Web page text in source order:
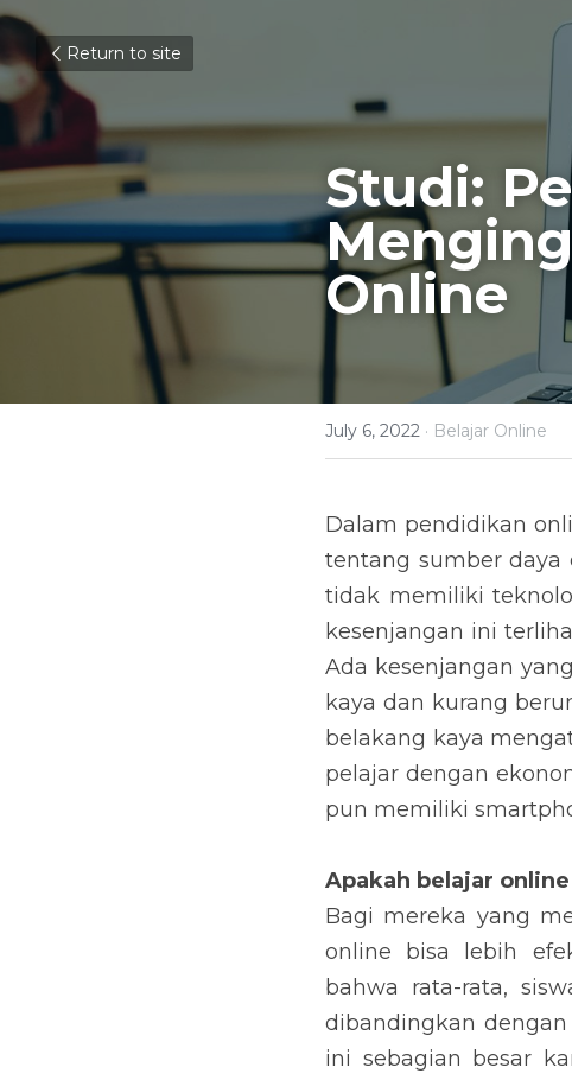
Return to site
Studi:
Online
July 6, 2022 · Belajar Online
Dalam pendidikan
tentang sumber daya
tidak memiliki
kesenjangan ini
Ada kesenjangan
kaya dan kurang
belakang kaya
pelajar dengan
pun memiliki
Apakah belajar
Bagi mereka yang
online bisa lebih
bahwa rata-rata,
dibandingkan dengan
ini sebagian besar